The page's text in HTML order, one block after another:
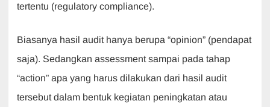
tertentu (regulatory compliance).
Biasanya hasil audit hanya berupa “opinion” (pendapat
saja). Sedangkan assessment sampai pada tahap
“action” apa yang harus dilakukan dari hasil audit
tersebut dalam bentuk kegiatan peningkatan atau